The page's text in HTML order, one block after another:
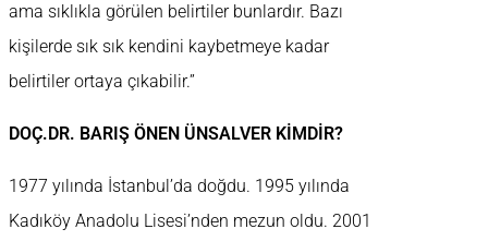
ama sıklıkla görülen belirtiler bunlardır. Bazı
kişilerde sık sık kendini kaybetmeye kadar
belirtiler ortaya çıkabilir.”
DOÇ.DR. BARIŞ ÖNEN ÜNSALVER KİMDİR?
1977 yılında İstanbul’da doğdu. 1995 yılında
Kadıköy Anadolu Lisesi’nden mezun oldu. 2001